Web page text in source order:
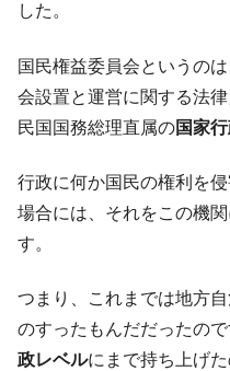
Fact1
Fact1
甲子園通算本塁打
ている意外な選手とは？
Fact1 セレクトセールの
した。
国民権益委員会というの
会設置と運営に関する法
民国国務総理直属の国家
行政に何か国民の権利を
場合には、それをこの機
す。
つまり、これまでは地方
のすったもんだだったの
政レベルにまで持ち上げた